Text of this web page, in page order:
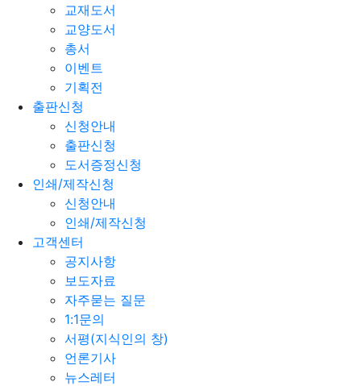
교재도서
교양도서
총서
이벤트
기획전
출판신청
신청안내
출판신청
도서증정신청
인쇄/제작신청
신청안내
인쇄/제작신청
고객센터
공지사항
보도자료
자주묻는 질문
1:1문의
서평(지식인의 창)
언론기사
뉴스레터